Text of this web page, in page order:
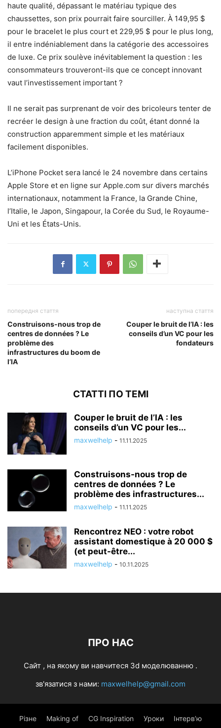
haute qualité, dépassant le matériau typique des
chaussettes, son prix pourrait faire sourciller. À 149,95 $
pour le bracelet le plus court et 229,95 $ pour le plus long,
il entre indéniablement dans la catégorie des accessoires
de luxe. Ce prix soulève inévitablement la question : les
consommateurs trouveront-ils que ce concept innovant
vaut l’investissement important ?
Il ne serait pas surprenant de voir des bricoleurs tenter de
recréer le design à une fraction du coût, étant donné la
construction apparemment simple et les matériaux
facilement disponibles.
L’iPhone Pocket sera lancé le 24 novembre dans certains
Apple Store et en ligne sur Apple.com sur divers marchés
internationaux, notamment la France, la Grande Chine,
l’Italie, le Japon, Singapour, la Corée du Sud, le Royaume-
Uni et les États-Unis.
попередня стаття
Construisons-nous trop de
centres de données ? Le
problème des
infrastructures du boom de
l’IA
наступна стаття
Couper le bruit de l’IA : les
conseils d’un VC pour les
fondateurs
СТАТТІ ПО ТЕМІ
Couper le bruit de l’IA : les
conseils d’un VC pour les...
maxwelhelp - 11.11.2025
Construisons-nous trop de
centres de données ? Le
problème des infrastructures...
maxwelhelp - 11.11.2025
Rencontrez NEO : votre robot
assistant domestique à 20 000 $
(et peut-être...
maxwelhelp - 10.11.2025
ПРО НАС
Cайт , на якому ви навчитеся 3d моделюванню .
зв'язатися з нами: maxwelhelp@gmail.com
Різне Making of CG Inspiration Уроки Інтерв’ю